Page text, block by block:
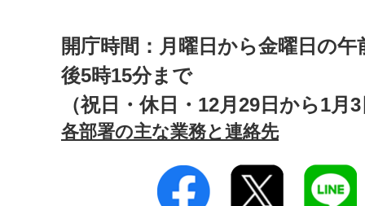
開庁時間：月曜日から金曜日の午
後5時15分まで
（祝日・休日・12月29日から1月
各部署の主な業務と連絡先